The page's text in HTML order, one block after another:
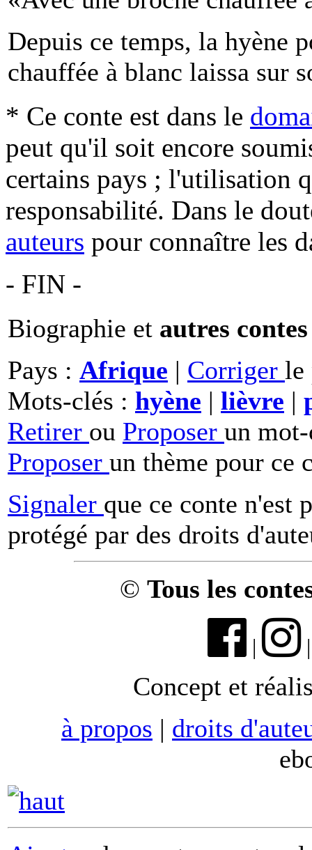
Depuis ce temps, la hyène
chauffée à blanc laissa sur
* Ce conte est dans le
peut qu'il soit encore
certains pays ; l'utilisation
responsabilité. Dans le
auteurs pour connaître les
- FIN -
Biographie et autres contes
Pays : Afrique | Corriger le
Mots-clés : hyène | lièvre |
Retirer ou Proposer un
Proposer un thème pour ce
Signaler que ce conte n'est
protégé par des droits
© Tous les
|
Concept et
à propos | droits